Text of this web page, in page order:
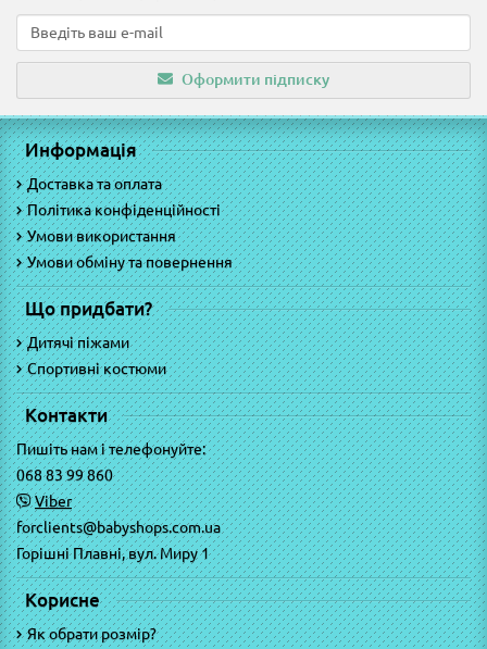
Оформити підписку
Информація
Доставка та оплата
Політика конфіденційності
Умови використання
Умови обміну та повернення
Що придбати?
Дитячі піжами
Спортивні костюми
Контакти
Пишіть нам і телефонуйте:
068 83 99 860
Viber
forclients@babyshops.com.ua
Горішні Плавні, вул. Миру 1
Корисне
Як обрати розмір?